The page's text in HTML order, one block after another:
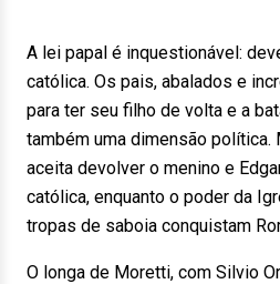
A lei papal é inquestionável:
católica. Os pais, abalados e
para ter seu filho de volta e a
também uma dimensão política.
aceita devolver o menino e
católica, enquanto o poder da
tropas de saboia conquistam
O longa de Moretti, com Silvio